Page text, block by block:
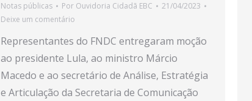
Notas públicas Por Ouvidoria Cidadã EBC
21/04/2023
Deixe um comentário
Representantes do FNDC entregaram moção
ao presidente Lula, ao ministro Márcio
Macedo e ao secretário de Análise, Estratégia
e Articulação da Secretaria de Comunicação